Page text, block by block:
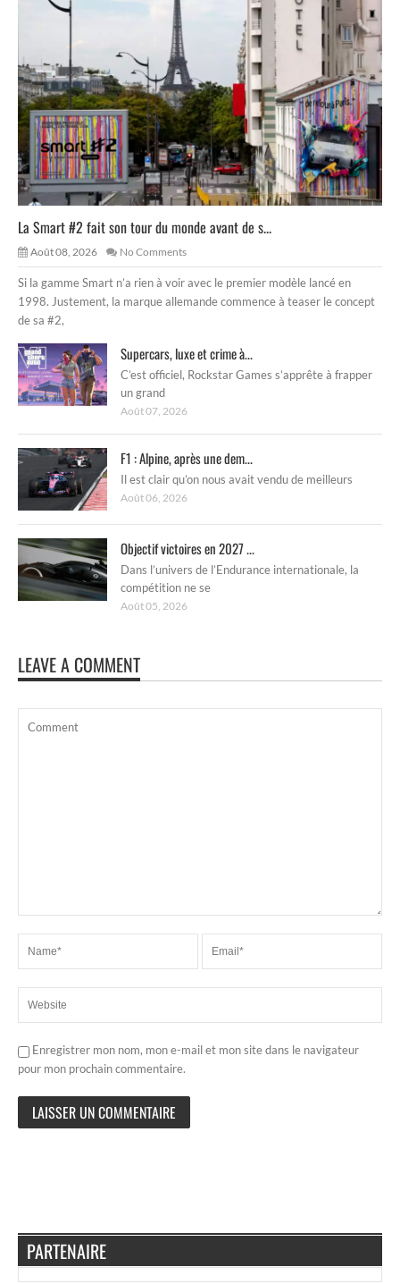
La Smart #2 fait son tour du monde avant de s...
Août 08, 2026 No Comments
Si la gamme Smart n’a rien à voir avec le premier modèle lancé en
1998. Justement, la marque allemande commence à teaser le concept
de sa #2,
Supercars, luxe et crime à...
C’est officiel, Rockstar Games s’apprête à frapper
un grand
Août 07, 2026
F1 : Alpine, après une dem...
Il est clair qu’on nous avait vendu de meilleurs
Août 06, 2026
Objectif victoires en 2027 ...
Dans l’univers de l’Endurance internationale, la
compétition ne se
Août 05, 2026
LEAVE A COMMENT
Enregistrer mon nom, mon e-mail et mon site dans le navigateur
pour mon prochain commentaire.
PARTENAIRE